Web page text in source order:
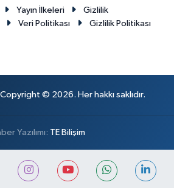
Yayın İlkeleri
Gizlilik
Veri Politikası
Gizlilik Politikası
Copyright © 2026. Her hakkı saklıdır.
Yazılımı: TE Bilişim